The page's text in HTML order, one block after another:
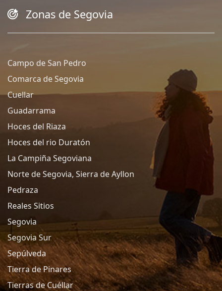
Zonas de Segovia
Campo de San Pedro
Comarca de Segovia
Cuellar
Guadarrama
Hoces del Riaza
Hoces del rio Duratón
La Campiña Segoviana
Norte de Segovia, Sierra de Ayllon
Pedraza
Reales Sitios
Segovia
Segovia Sur
Sepúlveda
Tierra de Pinares
Tierras de Cuéllar